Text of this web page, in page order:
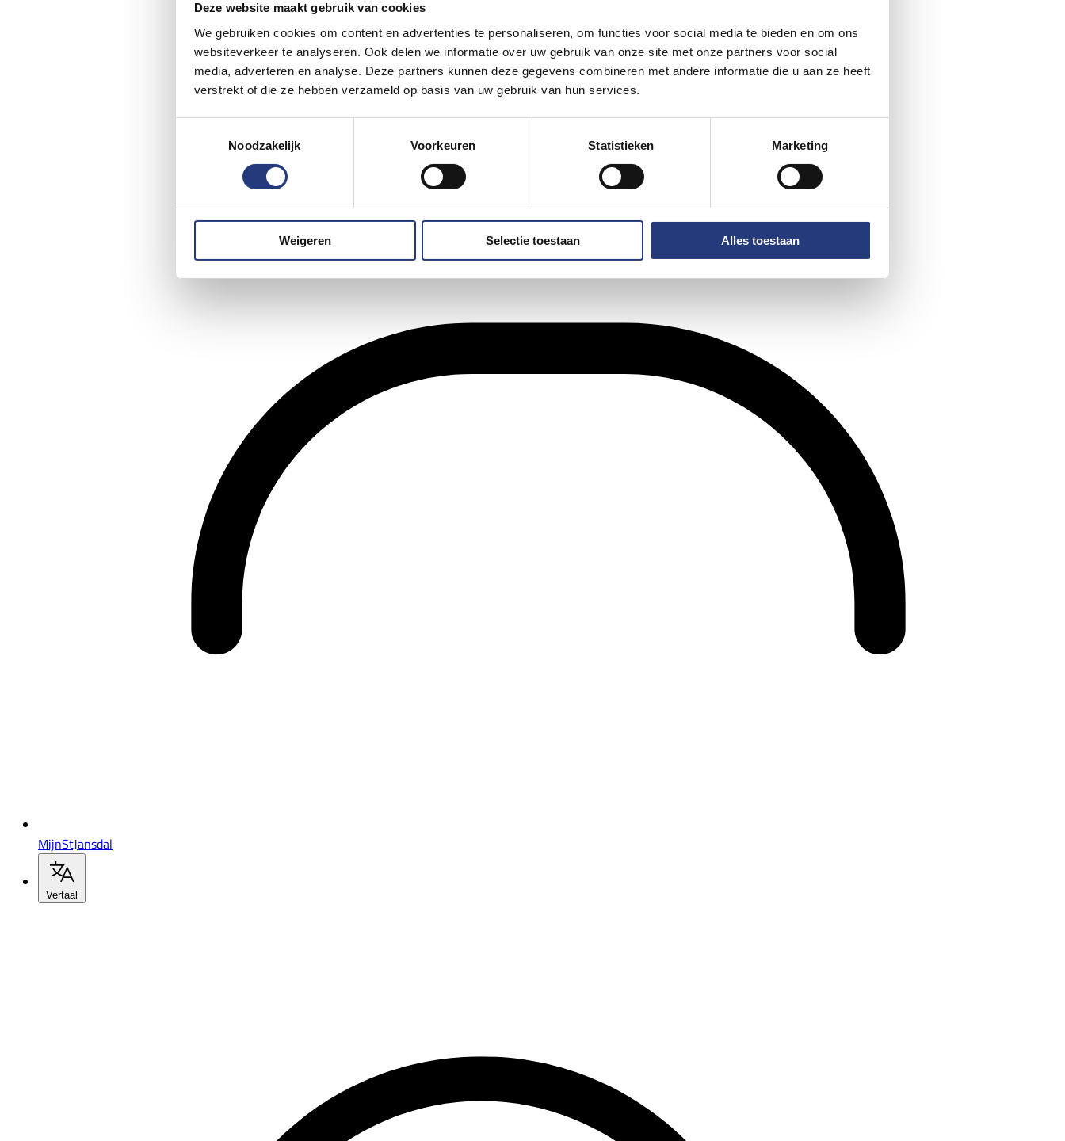
Deze website maakt gebruik van cookies
We gebruiken cookies om content en advertenties te personaliseren, om functies voor social media te bieden en om ons
websiteverkeer te analyseren. Ook delen we informatie over uw gebruik van onze site met onze partners voor social
media, adverteren en analyse. Deze partners kunnen deze gegevens combineren met andere informatie die u aan ze heeft
verstrekt of die ze hebben verzameld op basis van uw gebruik van hun services.
Noodzakelijk
Voorkeuren Statistieken Marketing
Weigeren Selectie toestaan Alles toestaan
MijnStJansdal
Vertaal